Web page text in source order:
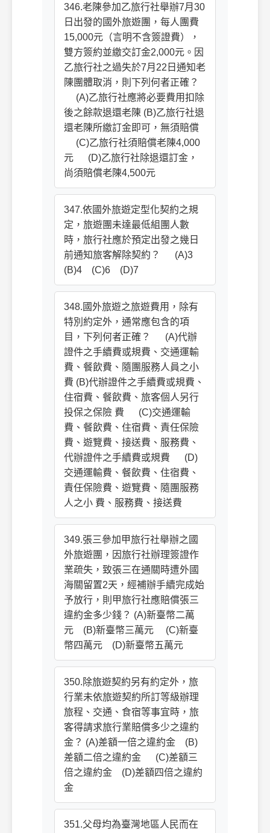
346.老陳參加乙旅行社舉辦7月30
日出發的國外旅遊團，每人團費
15,000元（言明不含簽證費），
雙方簽約並繳交訂金2,000元。因
乙旅行社之過失於7月22日通知老
陳團體取消，則下列何者正確？
(A)乙旅行社應將必要費用扣除
後之餘款退還老陳 (B)乙旅行社退
還老陳所繳訂金即可，無須賠償
(C)乙旅行社須賠償老陳4,000
元 (D)乙旅行社除退還訂金，
尚須賠償老陳4,500元
347.依國外旅遊定型化契約之規
定，旅遊團未達最低組團人數
時，旅行社應於預定出發之幾日
前通知旅客解除契約？ (A)3
(B)4 (C)6 (D)7
348.國外旅遊之旅遊費用，除有
特別約定外，通常應包含的項
目，下列何者正確？ (A)代辦
證件之手續費或規費、交通運輸
費、餐飲費、隨團服務人員之小
費 (B)代辦證件之手續費或規費、
住宿費、餐飲費、旅客個人另行
投保之保險 費 (C)交通運輸
費、餐飲費、住宿費、責任保險
費、遊覽費、接送費、服務費、
代辦證件之手續費或規費 (D)
交通運輸費、餐飲費、住宿費、
責任保險費、遊覽費、隨團服務
人之小 費、服務費、接送費
349.張三參加甲旅行社舉辦之國
外旅遊團，因旅行社辦理簽證作
業疏失，致張三在通關時遭外國
海關留置2天，經補辦手續完成始
予放行，則甲旅行社應賠償張三
違約金多少錢？ (A)新臺幣二萬
元 (B)新臺幣三萬元 (C)新臺
幣四萬元 (D)新臺幣五萬元
350.除旅遊契約另有約定外，旅
行業未依旅遊契約所訂等級辦理
旅程、交通、食宿等事宜時，旅
客得請求旅行業賠償多少之違約
金？ (A)差額一倍之違約金 (B)
差額二倍之違約金 (C)差額三
倍之違約金 (D)差額四倍之違約
金
351.父母均為臺灣地區人民而在